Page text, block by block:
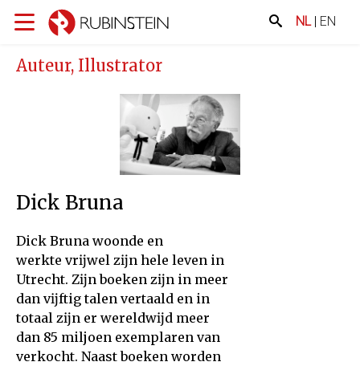
NL| EN
Auteur, Illustrator
Dick Bruna
Dick Bruna woonde en
werkte vrĳwel zĳn hele leven in
Utrecht. Zĳn boeken zĳn in meer
dan vĳftig talen vertaald en in
totaal zĳn er wereldwĳd meer
dan 85 miljoen exemplaren van
verkocht. Naast boeken worden